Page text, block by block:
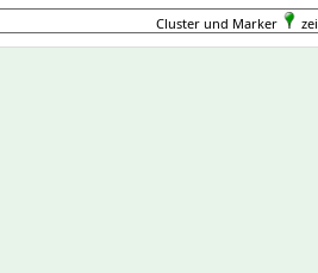
Cluster und Marker